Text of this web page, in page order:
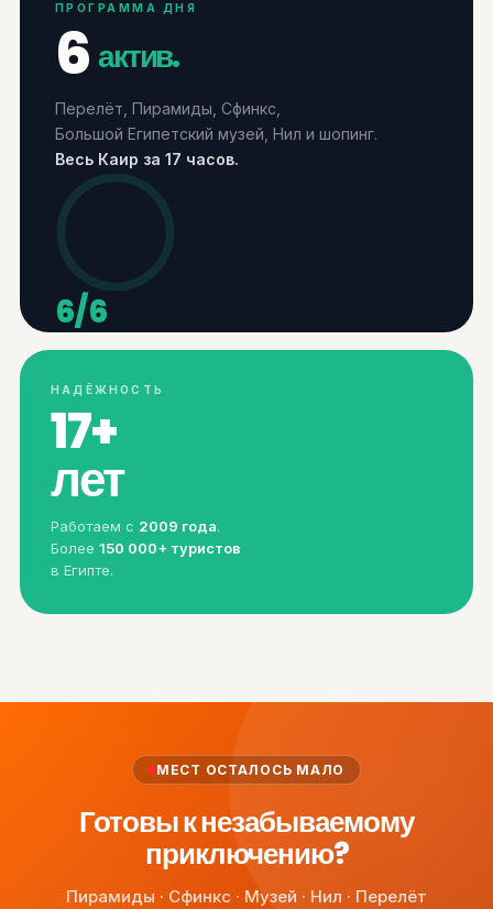
ПРОГРАММА ДНЯ
6 актив.
Перелёт, Пирамиды, Сфинкс,
Большой Египетский музей, Нил и шопинг.
Весь Каир за 17 часов.
6/6
АКТИВ.
НАДЁЖНОСТЬ
17+
лет
Работаем с 2009 года.
Более 150 000+ туристов
в Египте.
МЕСТ ОСТАЛОСЬ МАЛО
Готовы к незабываемому
приключению?
Пирамиды · Сфинкс · Музей · Нил · Перелёт